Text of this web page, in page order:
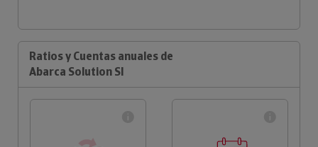
Ratios y Cuentas anuales de
Abarca Solution Sl